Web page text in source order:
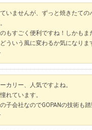
いませんが、ずっと焼きたて
もすごく便利ですね！しかも
ういう風に変わるか気になりま
カリー、人気ですよね。
れています。
子会社なのでGOPANの技術も